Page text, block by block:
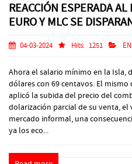
REACCIÓN ESPERADA
EURO Y MLC SE
04-03-2024 Hits: 1251
Ahora el salario mínimo en la Isla,
dólares con 69 centavos. El
aplicó la subida del precio del
dolarización parcial de su venta, el
mercado informal, una
ya los eco...